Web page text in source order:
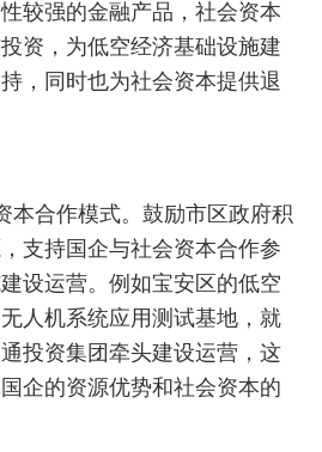
较强的金融产品，社会资本
资，为低空经济基础设施建
，同时也为社会资本提供退
本合作模式。鼓励市区政府积
支持国企与社会资本合作参
设运营。例如宝安区的低空
人机系统应用测试基地，就
投资集团牵头建设运营，这
企的资源优势和社会资本的